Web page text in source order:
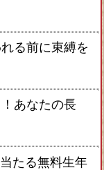
る前に束縛を
あなたの長
たる無料生年